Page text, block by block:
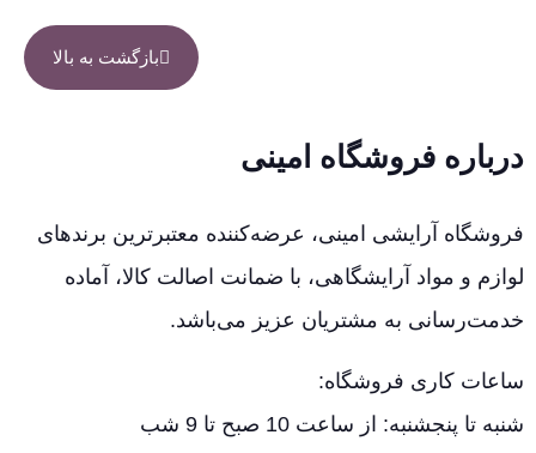
بازگشت به بالا
درباره فروشگاه امینی
فروشگاه آرایشی امینی، عرضه‌کننده معتبرترین برندهای
لوازم و مواد آرایشگاهی، با ضمانت اصالت کالا، آماده
خدمت‌رسانی به مشتریان عزیز می‌باشد.
ساعات کاری فروشگاه:
شنبه تا پنجشنبه: از ساعت 10 صبح تا 9 شب